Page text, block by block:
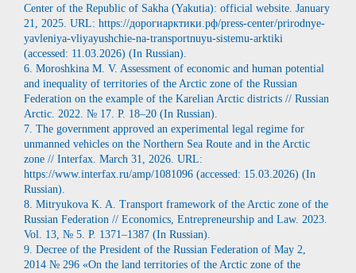
Center of the Republic of Sakha (Yakutia): official website. January
21, 2025. URL: https://дорогиарктики.рф/press-center/prirodnye-
yavleniya-vliyayushchie-na-transportnuyu-sistemu-arktiki
(accessed: 11.03.2026) (In Russian).
6. Moroshkina M. V. Assessment of economic and human potential
and inequality of territories of the Arctic zone of the Russian
Federation on the example of the Karelian Arctic districts // Russian
Arctic. 2022. № 17. P. 18–20 (In Russian).
7. The government approved an experimental legal regime for
unmanned vehicles on the Northern Sea Route and in the Arctic
zone // Interfax. March 31, 2026. URL:
https://www.interfax.ru/amp/1081096 (accessed: 15.03.2026) (In
Russian).
8. Mitryukova K. A. Transport framework of the Arctic zone of the
Russian Federation // Economics, Entrepreneurship and Law. 2023.
Vol. 13, № 5. P. 1371–1387 (In Russian).
9. Decree of the President of the Russian Federation of May 2,
2014 № 296 «On the land territories of the Arctic zone of the